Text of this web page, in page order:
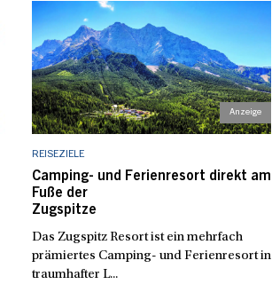
REISEZIELE
Camping- und Ferienresort direkt am
Fuße der
Zugspitze
Das Zugspitz Resort ist ein mehrfach
prämiertes Camping- und Ferienresort in
traumhafter L...